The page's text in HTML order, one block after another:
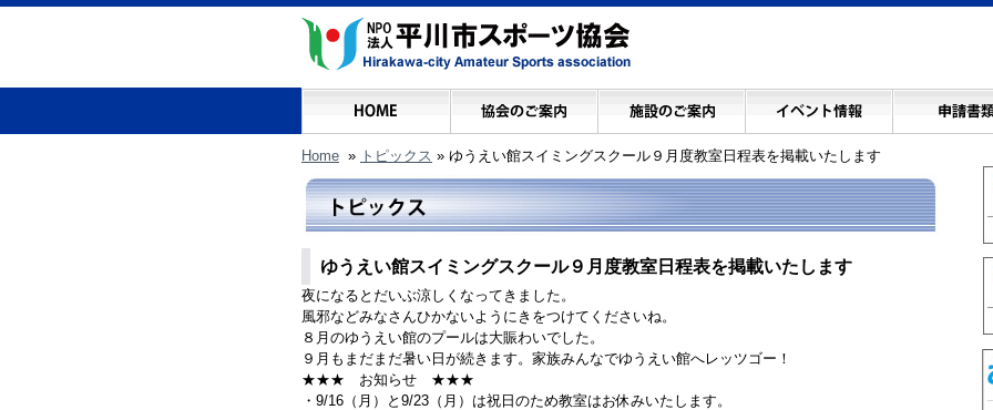
Home » トピックス » ゆうえい館スイミングスクール９月度教室日程表を掲載いたします
ゆうえい館スイミングスクール９月度教室日程表を掲載いたします
夜になるとだいぶ涼しくなってきました。
風邪などみなさんひかないようにきをつけてくださいね。
８月のゆうえい館のプールは大賑わいでした。
９月もまだまだ暑い日が続きます。家族みんなでゆうえい館へレッツゴー！
★★★ お知らせ ★★★
・9/16（月）と9/23（月）は祝日のため教室はお休みいたします。